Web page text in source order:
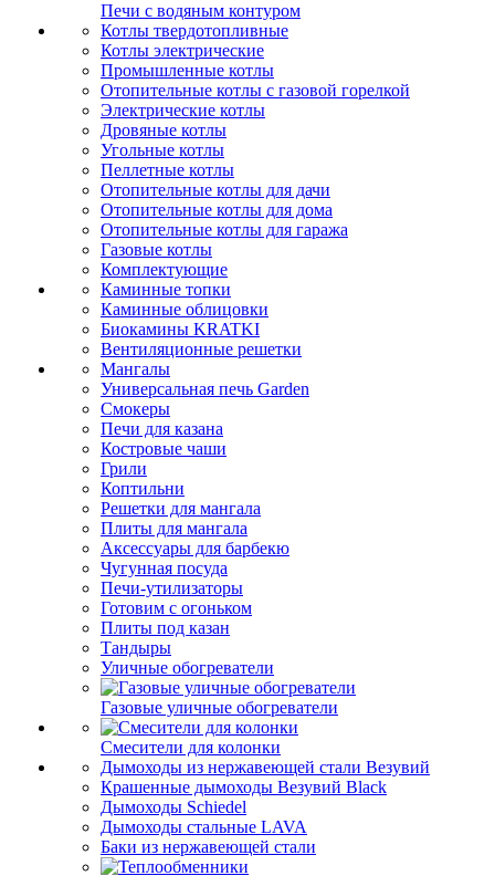
Печи с водяным контуром
Котлы твердотопливные
Котлы электрические
Промышленные котлы
Отопительные котлы с газовой горелкой
Электрические котлы
Дровяные котлы
Угольные котлы
Пеллетные котлы
Отопительные котлы для дачи
Отопительные котлы для дома
Отопительные котлы для гаража
Газовые котлы
Комплектующие
Каминные топки
Каминные облицовки
Биокамины KRATKI
Вентиляционные решетки
Мангалы
Универсальная печь Garden
Смокеры
Печи для казана
Костровые чаши
Грили
Коптильни
Решетки для мангала
Плиты для мангала
Аксессуары для барбекю
Чугунная посуда
Печи-утилизаторы
Готовим с огоньком
Плиты под казан
Тандыры
Уличные обогреватели
Газовые уличные обогреватели
Смесители для колонки
Дымоходы из нержавеющей стали Везувий
Крашенные дымоходы Везувий Black
Дымоходы Schiedel
Дымоходы стальные LAVA
Баки из нержавеющей стали